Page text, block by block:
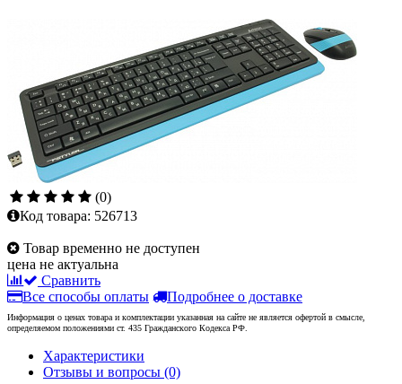
(0)
Код товара: 526713
Товар временно не доступен
цена не актуальна
Сравнить
Все способы оплаты
Подробнее о доставке
Информация о ценах товара и комплектации указанная на сайте не является офертой в смысле,
определяемом положениями ст. 435 Гражданского Кодекса РФ.
Характеристики
Отзывы и вопросы (0)